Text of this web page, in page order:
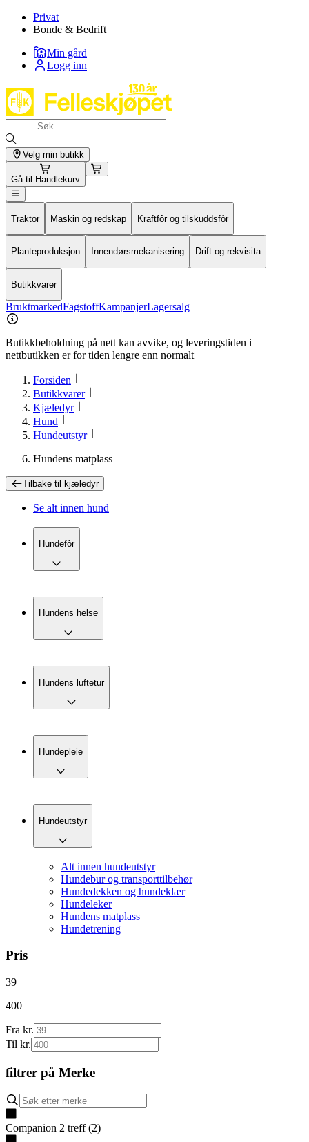
Privat
Bonde & Bedrift
Min gård
Logg inn
Velg min butikk
Gå til Handlekurv
Traktor Maskin og redskap Kraftfôr og tilskuddsfôr
Planteproduksjon Innendørsmekanisering Drift og rekvisita
Butikkvarer
BruktmarkedFagstoffKampanjerLagersalg
Butikkbeholdning på nett kan avvike, og leveringstiden i
nettbutikken er for tiden lengre enn normalt
Forsiden
Butikkvarer
Kjæledyr
Hund
Hundeutstyr
Hundens matplass
Tilbake til kjæledyr
Se alt innen hund
Hundefôr
Hundens helse
Hundens luftetur
Hundepleie
Hundeutstyr
Alt innen hundeutstyr
Hundebur og transporttilbehør
Hundedekken og hundeklær
Hundeleker
Hundens matplass
Hundetrening
Pris
39
400
Fra kr.
Til kr.
filtrer på Merke
Companion 2 treff (2)